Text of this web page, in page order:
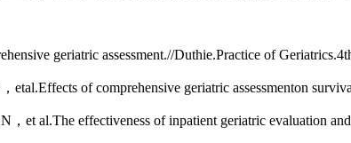
geriatric assessment.//Duthie.Practice of
of comprehensive geriatric assessmenton
，et al.The effectiveness of inpatient geriatric evaluation